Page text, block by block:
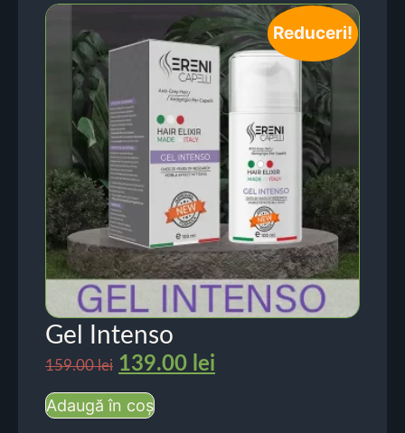
Reduceri!
Gel Intenso
159.00lei 139.00 lei
Adaugă în coș